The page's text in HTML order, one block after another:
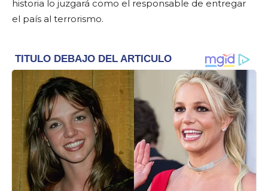
historia lo juzgará como el responsable de entregar
el país al terrorismo.